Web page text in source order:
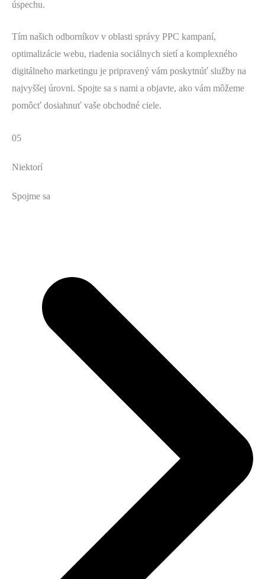
úspechu.
Tím našich odborníkov v oblasti správy PPC kampaní,
optimalizácie webu, riadenia sociálnych sietí a komplexného
digitálneho marketingu je pripravený vám poskytnúť služby na
najvyššej úrovni. Spojte sa s nami a objavte, ako vám môžeme
pomôcť dosiahnuť vaše obchodné ciele.
05
Niektorí
Spojme sa